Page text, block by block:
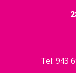
Tel: 943